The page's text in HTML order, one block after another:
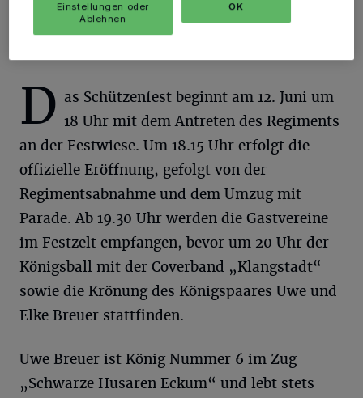
D as Schützenfest beginnt am 12. Juni um
18 Uhr mit dem Antreten des Regiments
an der Festwiese. Um 18.15 Uhr erfolgt die
offizielle Eröffnung, gefolgt von der
Regimentsabnahme und dem Umzug mit
Parade. Ab 19.30 Uhr werden die Gastvereine
im Festzelt empfangen, bevor um 20 Uhr der
Königsball mit der Coverband „Klangstadt“
sowie die Krönung des Königspaares Uwe und
Elke Breuer stattfinden.
Uwe Breuer ist König Nummer 6 im Zug
„Schwarze Husaren Eckum“ und lebt stets
Einstellungen oder
Ablehnen
OK